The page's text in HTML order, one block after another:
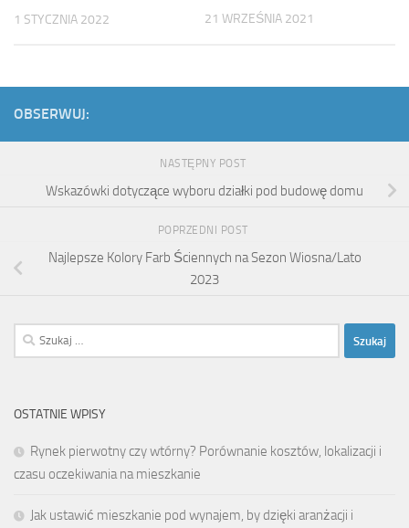
1 STYCZNIA 2022 21 WRZEŚNIA 2021
OBSERWUJ:
NASTĘPNY POST
Wskazówki dotyczące wyboru działki pod budowę domu
POPRZEDNI POST
Najlepsze Kolory Farb Ściennych na Sezon Wiosna/Lato
2023
Szukaj:
OSTATNIE WPISY
Rynek pierwotny czy wtórny? Porównanie kosztów, lokalizacji i
czasu oczekiwania na mieszkanie
Jak ustawić mieszkanie pod wynajem, by dzięki aranżacji i